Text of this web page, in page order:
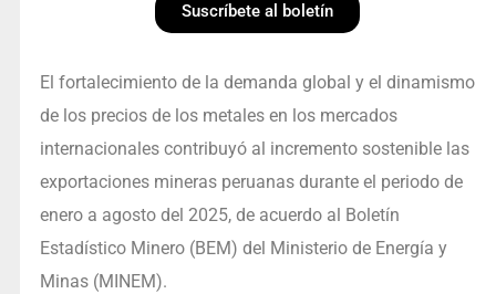
Suscríbete al boletín
El fortalecimiento de la demanda global y el dinamismo
de los precios de los metales en los mercados
internacionales contribuyó al incremento sostenible las
exportaciones mineras peruanas durante el periodo de
enero a agosto del 2025, de acuerdo al Boletín
Estadístico Minero (BEM) del Ministerio de Energía y
Minas (MINEM).